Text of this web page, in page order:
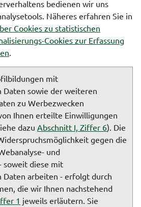
bedienen wir uns
Näheres erfahren Sie in
Cookies zu statistischen
Cookies zur Erfassung
.
mit
Daten sowie der weiteren
zu Werbezwecken
Ihnen erteilte Einwilligungen
dazu Abschnitt I, Ziffer 6). Die
gegen die
und
soweit diese mit
Daten arbeiten - erfolgt durch
die wir Ihnen nachstehend
1 jeweils erläutern. Sie